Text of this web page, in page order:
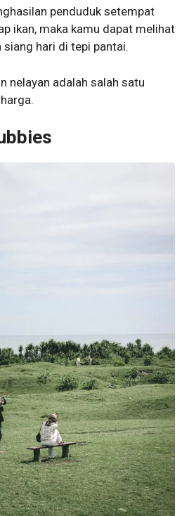
penduduk setempat
ikan, maka kamu dapat melihat
hari di tepi pantai.
nelayan adalah salah satu